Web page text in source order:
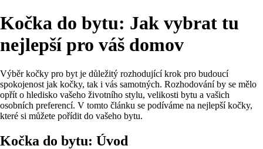
Kočka do bytu: Jak vybrat tu
nejlepší pro váš domov
Výběr kočky pro byt je důležitý rozhodující krok pro budoucí
spokojenost jak kočky, tak i vás samotných. Rozhodování by se mělo
opřít o hledisko vašeho životního stylu, velikosti bytu a vašich
osobních preferencí. V tomto článku se podíváme na nejlepší kočky,
které si můžete pořídit do vašeho bytu.
Kočka do bytu: Úvod